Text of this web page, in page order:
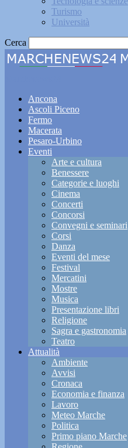
Turismo
Università
Cerca
Ancona
Ascoli Piceno
Fermo
Macerata
Pesaro-Urbino
Eventi
Arte e cultura
Benessere
Categorie e luoghi
Cinema
Concerti
Concorsi
Convegni e seminari
Corsi
Danza
Eventi del mese
Festival
Mercatini
Mostre
Musica
Presentazione libri
Religione
Sagra e gastronomia
Teatro
Attualità
Ambiente
Avvisi
Cronaca
Economia e finanza
Lavoro
Meteo Marche
Politica
Primo piano Marche